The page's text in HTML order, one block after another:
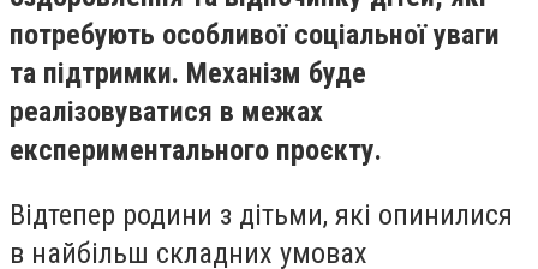
потребують особливої соціальної уваги
та підтримки. Механізм буде
реалізовуватися в межах
експериментального проєкту.
Відтепер родини з дітьми, які опинилися
в найбільш складних умовах